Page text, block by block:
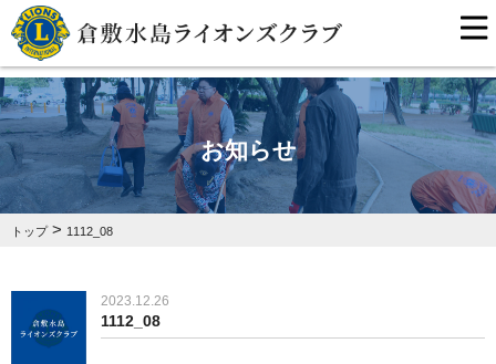
お知らせ
トップ> 1112_08
2023.12.26
1112_08